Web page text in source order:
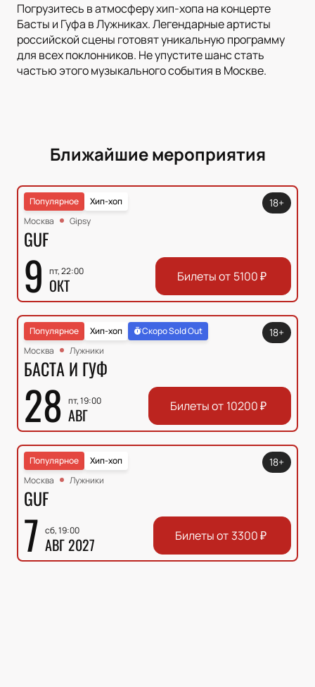
Погрузитесь в атмосферу хип-хопа на концерте
Басты и Гуфа в Лужниках. Легендарные артисты
российской сцены готовят уникальную программу
для всех поклонников. Не упустите шанс стать
частью этого музыкального события в Москве.
Ближайшие мероприятия
Хип-хоп
Популярное
Москва
Gipsy
GUF
9 пт, 22:00
ОКТ
18+
Билеты от 5100₽
Хип-хоп
Популярное
Скоро Sold Out
Москва
Лужники
БАСТА И ГУФ
28 пт, 19:00
АВГ
18+
Билеты от 10200₽
Хип-хоп
Популярное
Москва
Лужники
GUF
7 сб, 19:00
АВГ 2027
18+
Билеты от 3300₽